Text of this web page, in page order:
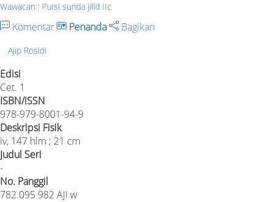
Wawacan : Puisi sunda jilid IIc
Komentar Penanda Bagikan
Ajip Rosidi
Edisi
Cet. 1
ISBN/ISSN
978-979-8001-94-9
Deskripsi Fisik
iv, 147 hlm ; 21 cm
Judul Seri
-
No. Panggil
782.095 982 AJI w